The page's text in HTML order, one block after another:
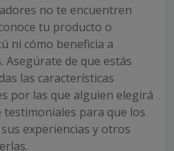
no te encuentren
tu producto o
ni cómo beneficia a
Asegúrate de que estás
las características
por las que alguien elegirá
testimoniales para que los
experiencias y otros